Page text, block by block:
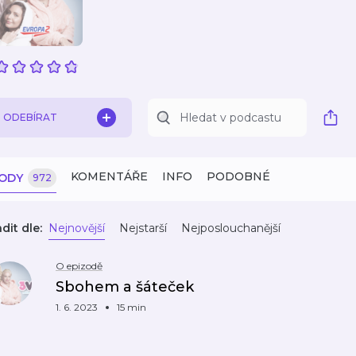
ODEBÍRAT
972 KOMENTÁŘE INFO PODOBNÉ
dle: Nejnovější Nejstarší Nejposlouchanější
O epizodě
Sbohem a šáteček
1. 6. 2023 15 min